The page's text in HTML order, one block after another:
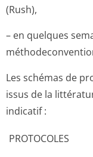
(Rush),
– en quelques
Les schémas de
issus de la
indicatif :
PROTOCOLES